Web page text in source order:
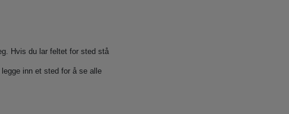
Hvis du lar feltet for sted stå
inn et sted for å se alle